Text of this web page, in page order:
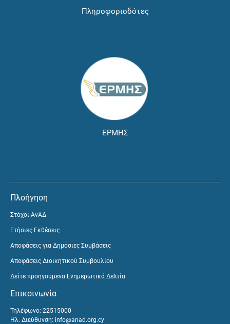
Πληροφοριοδότες
ΕΡΜΗΣ
Πλοήγηση
Στόχοι ΑνΑΔ
Ετήσιες Εκθέσεις
Αποφάσεις για Δημόσιες Συμβάσεις
Αποφάσεις Διοικητικού Συμβουλίου
Δείτε προηγούμενα Ενημερωτικά Δελτία
Επικοινωνία
Τηλέφωνο: 22515000
Ηλ. Διεύθυνση: info@anad.org.cy